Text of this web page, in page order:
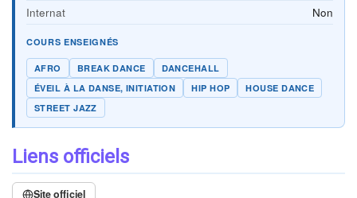
Internat
Non
COURS ENSEIGNÉS
AFRO BREAK DANCE
DANCEHALL
ÉVEIL À LA DANSE, INITIATION
HIP HOP
HOUSE DANCE
STREET JAZZ
Liens officiels
Site officiel